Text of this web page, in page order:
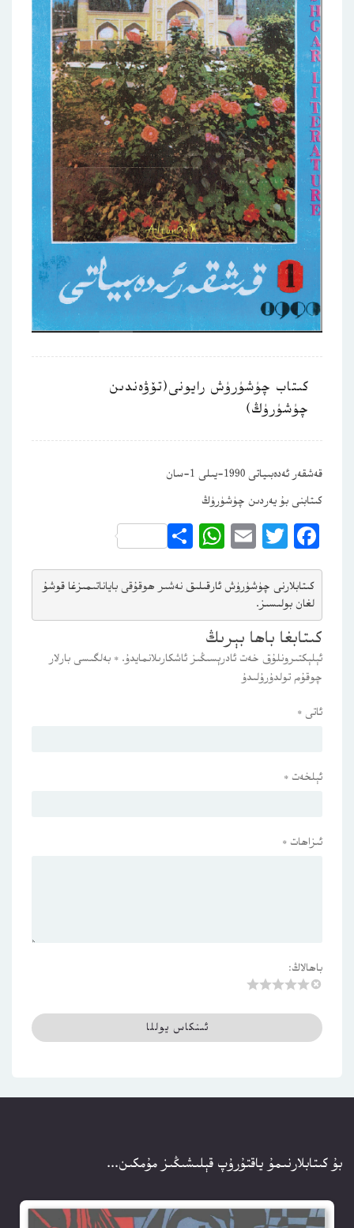
كىتاب چۈشۈرۈش رايونى(تۆۋەندىن
چۈشۈرۈڭ)
قەشقەر ئەدەبىياتى 1990-يىلى 1-سان
كىتابنى بۇ يەردىن چۈشۈرۈڭ
Facebook
Twitter
Email
WhatsApp
Share
كىتابلارنى چۈشۈرۈش ئارقىلىق نەشىر ھوقۇقى باياناتىمىزغا قوشۇ
لغان بولىسىز.
كىتابغا باھا بېرىڭ
ئېلېكتىرونلۇق خەت ئادرېسىڭىز ئاشكارىلانمايدۇ. * بەلگىسى بارلار
چوقۇم تولدۇرۇلىدۇ
ئاتى *
ئېلخەت *
ئىزاھات *
باھالاڭ:
بۇ كىتابلارنىمۇ ياقتۇرۇپ قېلىشىڭىز مۇمكىن...